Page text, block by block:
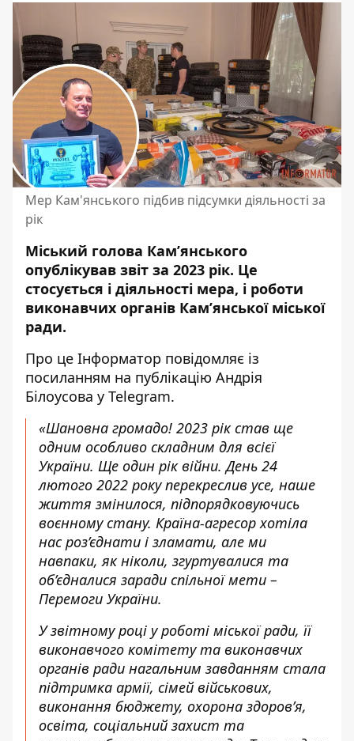
Мер Кам'янського підбив підсумки діяльності за
рік
Міський голова Кам’янського
опублікував звіт за 2023 рік. Це
стосується і діяльності мера, і роботи
виконавчих органів Кам’янської міської
ради.
Про це Інформатор повідомляє із
посиланням на публікацію Андрія
Білоусова у Telegram.
«Шановна громадо! 2023 рік став ще
одним особливо складним для всієї
України. Ще один рік війни. День 24
лютого 2022 року перекреслив усе, наше
життя змінилося, підпорядковуючись
воєнному стану. Країна-агресор хотіла
нас роз’єднати і зламати, але ми
навпаки, як ніколи, згуртувалися та
об’єдналися заради спільної мети –
Перемоги України.
У звітному році у роботі міської ради, її
виконавчого комітету та виконавчих
органів ради нагальним завданням стала
підтримка армії, сімей військових,
виконання бюджету, охорона здоров’я,
освіта, соціальний захист та